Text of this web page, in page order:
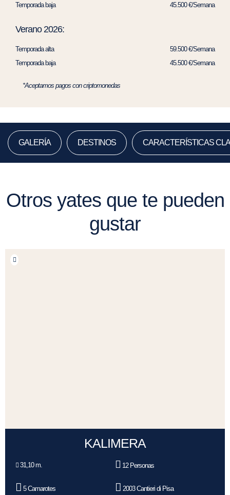
Temporada baja
45.500 €/Semana
Verano 2026:
Temporada alta
59.500 €/Semana
Temporada baja
45.500 €/Semana
*Aceptamos pagos con criptomonedas
GALERÍA DESTINOS CARACTERÍSTICAS
Otros yates que te pueden
gustar
KALIMERA
31,10 m. 12 Personas
5 Camarotes 2003 Cantieri di Pisa